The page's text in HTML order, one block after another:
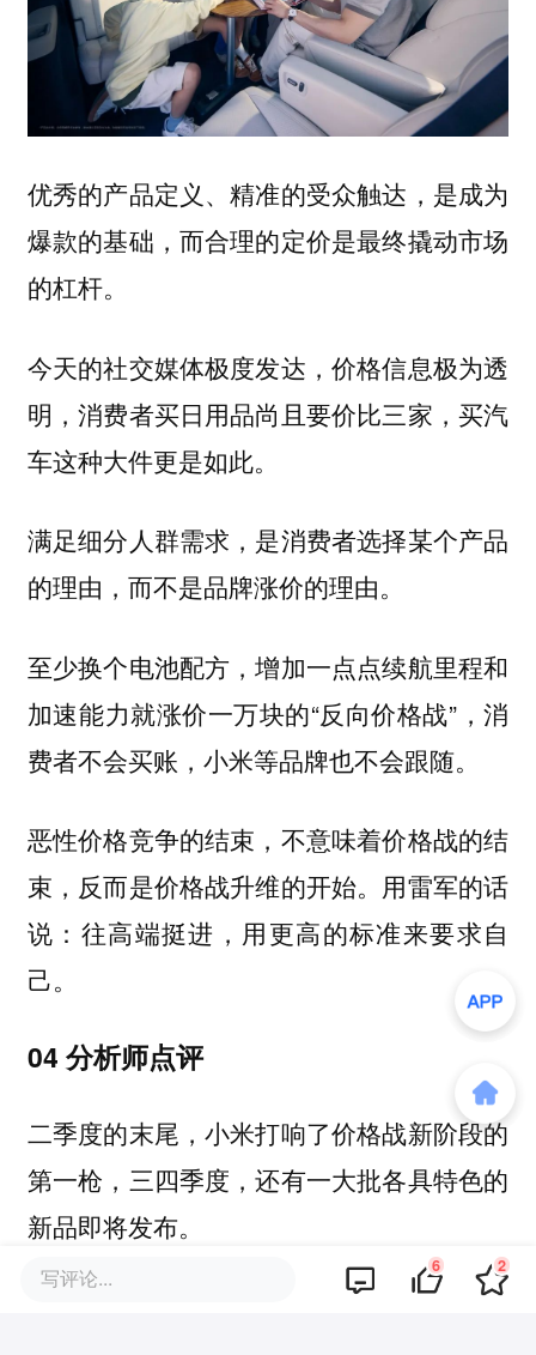
优秀的产品定义、精准的受众触达，是成为
爆款的基础，而合理的定价是最终撬动市场
的杠杆。
今天的社交媒体极度发达，价格信息极为透
明，消费者买日用品尚且要价比三家，买汽
车这种大件更是如此。
满足细分人群需求，是消费者选择某个产品
的理由，而不是品牌涨价的理由。
至少换个电池配方，增加一点点续航里程和
加速能力就涨价一万块的“反向价格战”，消
费者不会买账，小米等品牌也不会跟随。
恶性价格竞争的结束，不意味着价格战的结
束，反而是价格战升维的开始。 用雷军的话
说：往高端挺进，用更高的标准来要求自
己。
04 分析师点评
二季度的末尾，小米打响了价格战新阶段的
第一枪，三四季度，还有一大批各具特色的
新品即将发布。
这些品牌洞察到了哪些人群的独特需求，在
写评论... 6 2